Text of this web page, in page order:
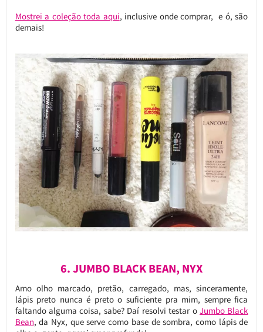
Mostrei a coleção toda aqui, inclusive onde comprar, e ó, são
demais!
6. JUMBO BLACK BEAN, NYX
Amo olho marcado, pretão, carregado, mas, sinceramente,
lápis preto nunca é preto o suficiente pra mim, sempre fica
faltando alguma coisa, sabe? Daí resolvi testar o Jumbo Black
Bean, da Nyx, que serve como base de sombra, como lápis de